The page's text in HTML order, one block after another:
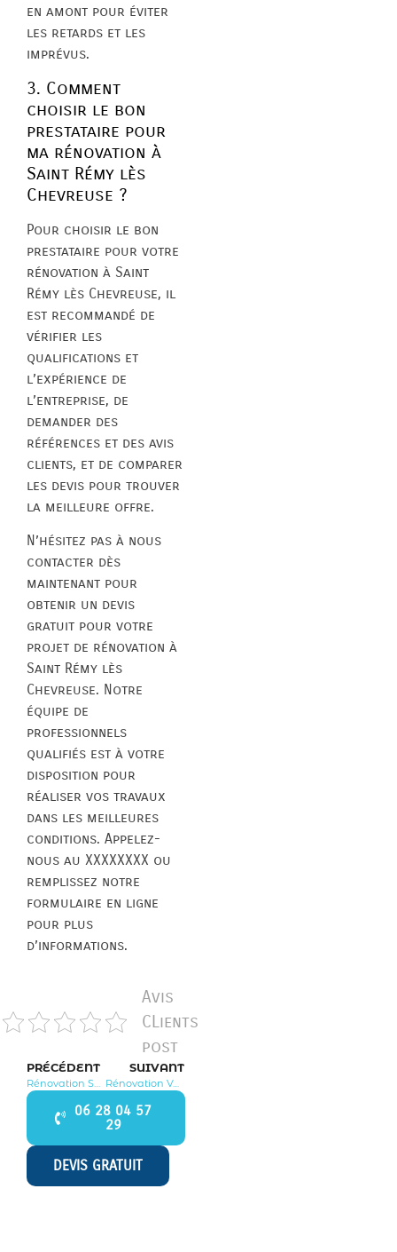
en amont pour éviter
les retards et les
imprévus.
3. Comment
choisir le bon
prestataire pour
ma rénovation à
Saint Rémy lès
Chevreuse ?
Pour choisir le bon
prestataire pour votre
rénovation à Saint
Rémy lès Chevreuse, il
est recommandé de
vérifier les
qualifications et
l’expérience de
l’entreprise, de
demander des
références et des avis
clients, et de comparer
les devis pour trouver
la meilleure offre.
N’hésitez pas à nous
contacter dès
maintenant pour
obtenir un devis
gratuit pour votre
projet de rénovation à
Saint Rémy lès
Chevreuse. Notre
équipe de
professionnels
qualifiés est à votre
disposition pour
réaliser vos travaux
dans les meilleures
conditions. Appelez-
nous au XXXXXXXX ou
remplissez notre
formulaire en ligne
pour plus
d’informations.
Avis
CLients
post
PRÉCÉDENT
Rénovation Saint Lambert 78470
SUIVANT
Rénovation Verneuil sur Seine 78480
06 28 04 57
29
DEVIS GRATUIT